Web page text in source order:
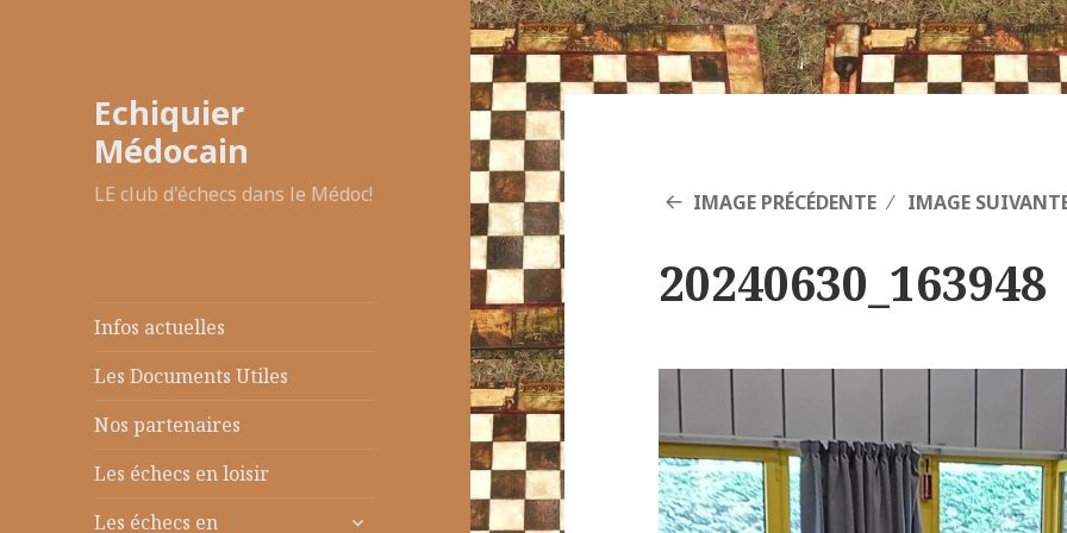
Echiquier
Médocain
LE club d'échecs dans le Médoc!
Infos actuelles
Les Documents Utiles
Nos partenaires
Les échecs en loisir
Les échecs en
ouvrir
IMAGE PRÉCÉDENTE IMAGE
20240630_163948